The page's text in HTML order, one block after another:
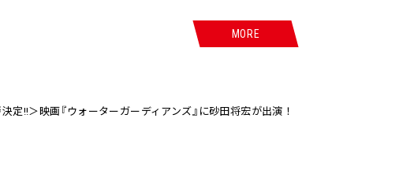
MORE
定!!＞映画『 ウォーターガーディアンズ』に砂田将宏が出演！